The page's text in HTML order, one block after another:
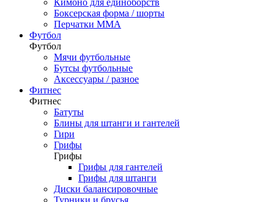
Кимоно для единоборств
Боксерская форма / шорты
Перчатки ММА
Футбол
Футбол
Мячи футбольные
Бутсы футбольные
Аксессуары / разное
Фитнес
Фитнес
Батуты
Блины для штанги и гантелей
Гири
Грифы
Грифы
Грифы для гантелей
Грифы для штанги
Диски балансировочные
Турники и брусья